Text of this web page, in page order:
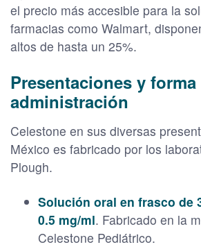
el precio más accesible para la
farmacias como Walmart,
altos de hasta un 25%.
Presentaciones y forma
administración
Celestone en sus diversas
México es fabricado por los
Plough.
Solución oral en frasco de
0.5 mg/ml. Fabricado en la
Celestone Pediátrico.